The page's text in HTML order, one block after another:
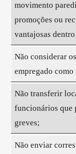
movimento
promoções ou
vantajosas
Não considerar
empregado
Não transferir
funcionários que
greves;
Não enviar